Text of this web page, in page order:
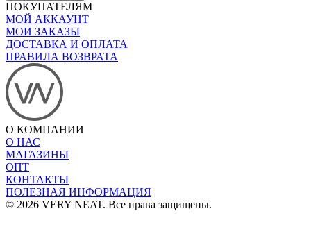
ПОКУПАТЕЛЯМ
МОЙ АККАУНТ
МОИ ЗАКАЗЫ
ДОСТАВКА И ОПЛАТА
ПРАВИЛА ВОЗВРАТА
О КОМПАНИИ
О НАС
МАГАЗИНЫ
ОПТ
КОНТАКТЫ
ПОЛЕЗНАЯ ИНФОРМАЦИЯ
© 2026 VERY NEAT. Все права защищены.